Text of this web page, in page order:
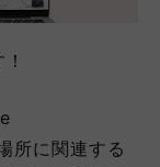
所に関連する